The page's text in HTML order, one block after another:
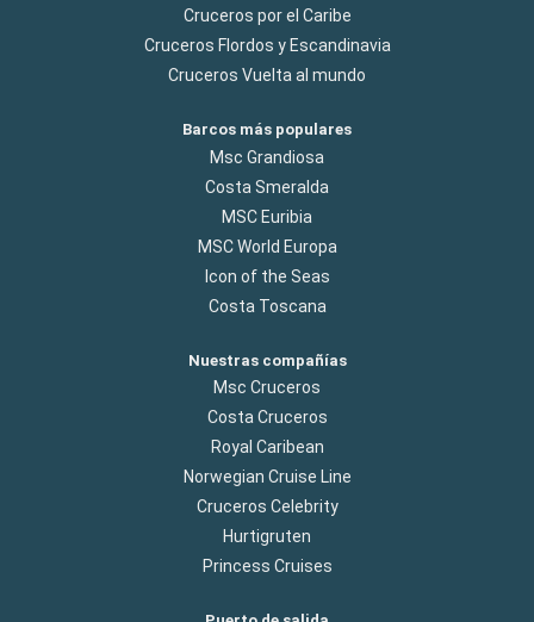
Cruceros por el Caribe
Cruceros Flordos y Escandinavia
Cruceros Vuelta al mundo
Barcos más populares
Msc Grandiosa
Costa Smeralda
MSC Euribia
MSC World Europa
Icon of the Seas
Costa Toscana
Nuestras compañías
Msc Cruceros
Costa Cruceros
Royal Caribean
Norwegian Cruise Line
Cruceros Celebrity
Hurtigruten
Princess Cruises